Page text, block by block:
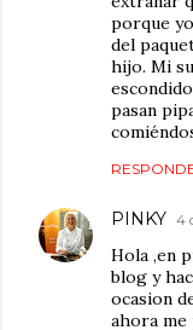
porque
del
hijo. Mi
pasan
PINKY 4
Hola ,en
blog y
ocasion
ahora